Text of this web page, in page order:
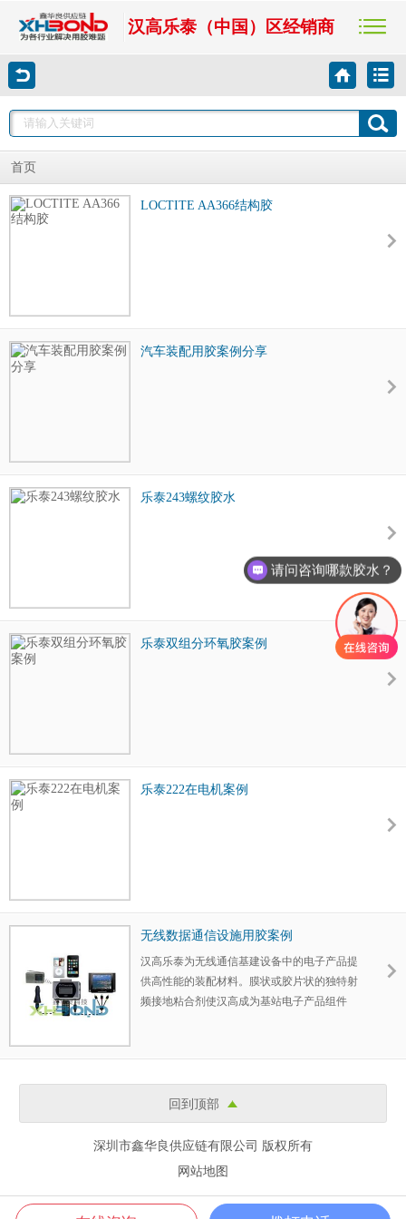
汉高乐泰（中国）区经销商
首页
LOCTITE AA366结构胶
汽车装配用胶案例分享
乐泰243螺纹胶水
乐泰双组分环氧胶案例
乐泰222在电机案例
无线数据通信设施用胶案例
汉高乐泰为无线通信基建设备中的电子产品提
供高性能的装配材料。膜状或胶片状的独特射
频接地粘合剂使汉高成为基站电子产品组件
回到顶部
深圳市鑫华良供应链有限公司 版权所有
网站地图
请问咨询哪款胶水？